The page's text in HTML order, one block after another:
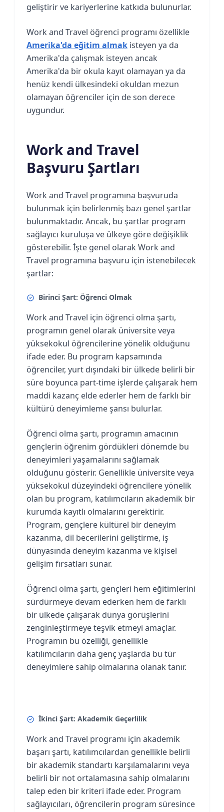
geliştirir ve kariyerlerine katkıda bulunurlar.
Work and Travel öğrenci programı özellikle
Amerika'da eğitim almak isteyen ya da
Amerika'da çalışmak isteyen ancak
Amerika'da bir okula kayıt olamayan ya da
henüz kendi ülkesindeki okuldan mezun
olamayan öğrenciler için de son derece
uygundur.
Work and Travel
Başvuru Şartları
Work and Travel programına başvuruda
bulunmak için belirlenmiş bazı genel şartlar
bulunmaktadır. Ancak, bu şartlar program
sağlayıcı kuruluşa ve ülkeye göre değişiklik
gösterebilir. İşte genel olarak Work and
Travel programına başvuru için istenebilecek
şartlar:
Birinci Şart: Öğrenci Olmak
Work and Travel için öğrenci olma şartı,
programın genel olarak üniversite veya
yüksekokul öğrencilerine yönelik olduğunu
ifade eder. Bu program kapsamında
öğrenciler, yurt dışındaki bir ülkede belirli bir
süre boyunca part-time işlerde çalışarak hem
maddi kazanç elde ederler hem de farklı bir
kültürü deneyimleme şansı bulurlar.
Öğrenci olma şartı, programın amacının
gençlerin öğrenim gördükleri dönemde bu
deneyimleri yaşamalarını sağlamak
olduğunu gösterir. Genellikle üniversite veya
yüksekokul düzeyindeki öğrencilere yönelik
olan bu program, katılımcıların akademik bir
kurumda kayıtlı olmalarını gerektirir.
Program, gençlere kültürel bir deneyim
kazanma, dil becerilerini geliştirme, iş
dünyasında deneyim kazanma ve kişisel
gelişim fırsatları sunar.
Öğrenci olma şartı, gençleri hem eğitimlerini
sürdürmeye devam ederken hem de farklı
bir ülkede çalışarak dünya görüşlerini
zenginleştirmeye teşvik etmeyi amaçlar.
Programın bu özelliği, genellikle
katılımcıların daha genç yaşlarda bu tür
deneyimlere sahip olmalarına olanak tanır.
İkinci Şart: Akademik Geçerlilik
Work and Travel programı için akademik
başarı şartı, katılımcılardan genellikle belirli
bir akademik standartı karşılamalarını veya
belirli bir not ortalamasına sahip olmalarını
talep eden bir kriteri ifade eder. Program
sağlayıcıları, öğrencilerin program süresince